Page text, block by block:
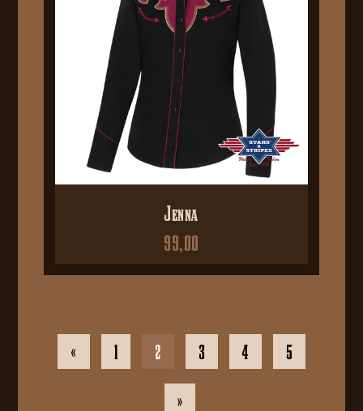
Jenna
99,00
« 1 2 3 4 5
»